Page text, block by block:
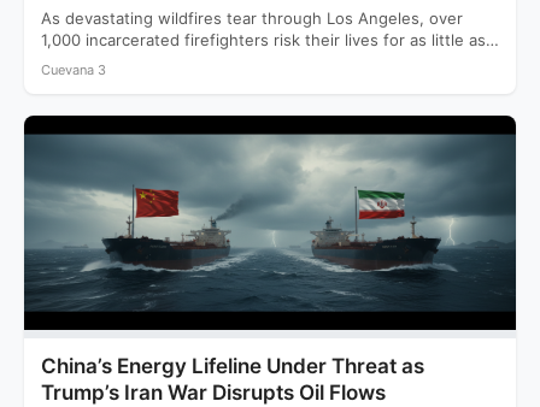
As devastating wildfires tear through Los Angeles, over
1,000 incarcerated firefighters risk their lives for as little as…
Cuevana 3
China’s Energy Lifeline Under Threat as
Trump’s Iran War Disrupts Oil Flows